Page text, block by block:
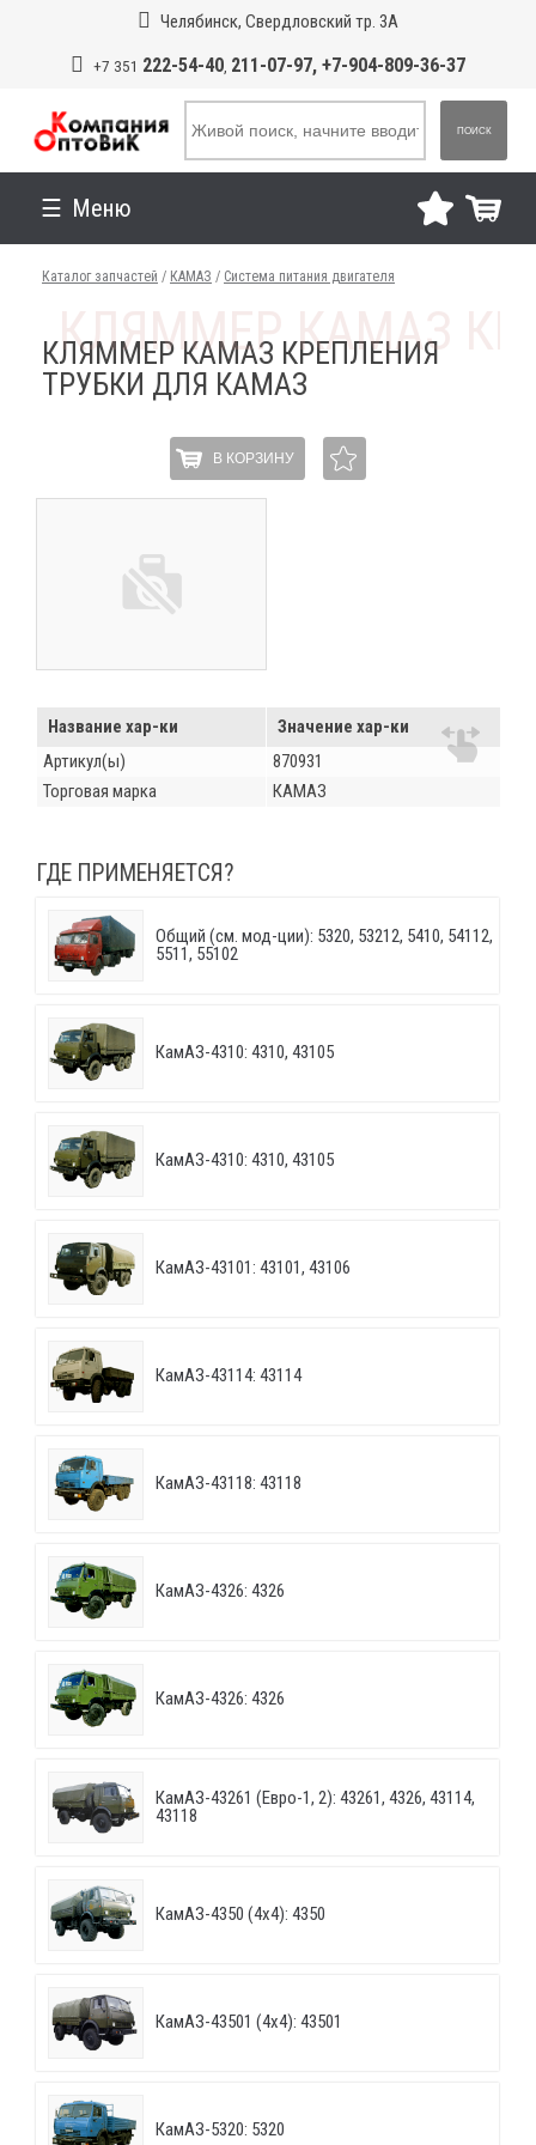
Челябинск, Свердловский тр. 3А
+7 351 222-54-40, 211-07-97, +7-904-809-36-37
ПОИСК
Меню
Каталог запчастей / КАМАЗ / Система питания двигателя
КЛЯММЕР КАМАЗ КРЕПЛЕНИЯ
ТРУБКИ ДЛЯ КАМАЗ
В КОРЗИНУ
Название хар-ки
Значение хар-ки
Артикул(ы)
870931
Торговая марка
КАМАЗ
ГДЕ ПРИМЕНЯЕТСЯ?
Общий (см. мод-ции): 5320, 53212, 5410, 54112,
5511, 55102
КамАЗ-4310: 4310, 43105
КамАЗ-4310: 4310, 43105
КамАЗ-43101: 43101, 43106
КамАЗ-43114: 43114
КамАЗ-43118: 43118
КамАЗ-4326: 4326
КамАЗ-4326: 4326
КамАЗ-43261 (Евро-1, 2): 43261, 4326, 43114,
43118
КамАЗ-4350 (4х4): 4350
КамАЗ-43501 (4х4): 43501
КамАЗ-5320: 5320